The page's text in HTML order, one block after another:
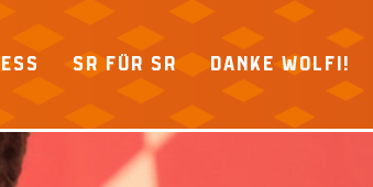
SR FÜR SR DANKE WOLFI!